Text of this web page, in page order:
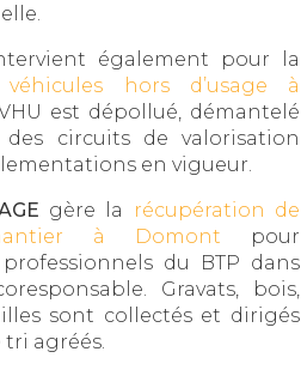
également pour la
hors d’usage à
est dépollué, démantelé
circuits de valorisation
en vigueur.
gère la
récupération de
à Domont pour
du BTP dans
Gravats, bois,
sont collectés et dirigés
tri agréés.